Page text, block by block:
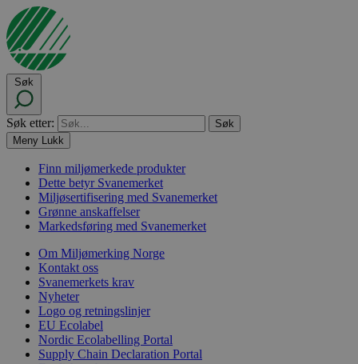
Søk
Søk etter:
Meny Lukk
Finn miljømerkede produkter
Dette betyr Svanemerket
Miljøsertifisering med Svanemerket
Grønne anskaffelser
Markedsføring med Svanemerket
Om Miljømerking Norge
Kontakt oss
Svanemerkets krav
Nyheter
Logo og retningslinjer
EU Ecolabel
Nordic Ecolabelling Portal
Supply Chain Declaration Portal